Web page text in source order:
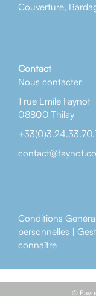
Couverture,
Contact
Nous contacter
1 rue Emile Faynot
08800 Thilay
Conditions
personnelles |
connaître
©